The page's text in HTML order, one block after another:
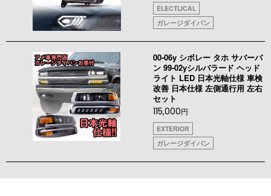
ELECTLICAL
ガレージダイバン
00-06y シボレー タホ サバーバ
ン 99-02yシルバラード ヘッド
ライト LED 日本光軸仕様 車検
改善 日本仕様 左側通行用 左右
セット
115,000円
EXTERIOR
ガレージダイバン